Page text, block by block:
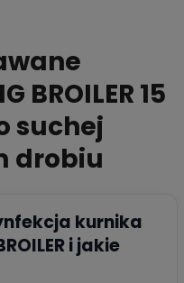
BROILER 15
suchej
drobiu
kurnika
i jakie